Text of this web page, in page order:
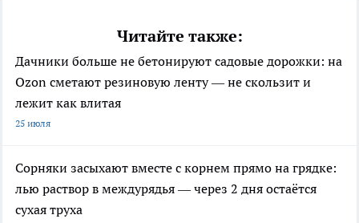
Читайте также:
Дачники больше не бетонируют садовые дорожки: на
Ozon сметают резиновую ленту — не скользит и
лежит как влитая
25 июля
Сорняки засыхают вместе с корнем прямо на грядке:
лью раствор в междурядья — через 2 дня остаётся
сухая труха